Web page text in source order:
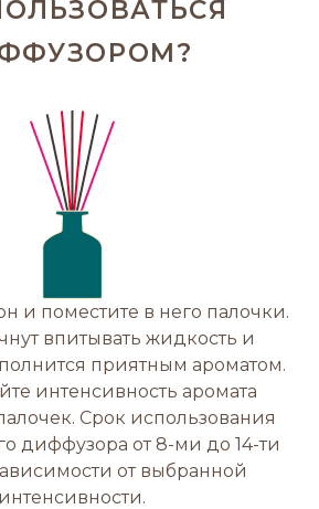
и поместите в него палочки.
впитывать жидкость и
приятным ароматом.
интенсивность аромата
Срок использования
диффузора от 8-ми до 14-ти
от выбранной
интенсивности.